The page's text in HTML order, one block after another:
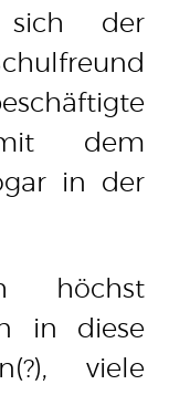
sich der
dem
in der
höchst
in diese
viele